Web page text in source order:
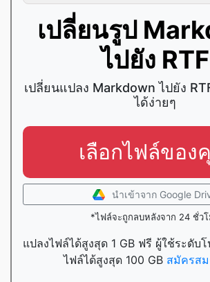
เปลี่ยนรูป
ไปยัง RTF
เปลี่ยนแปลง Markdown ไปยัง
ได้ง่ายๆ
เลือกไฟล์ของ
นำเข้าจาก Google
*ไฟล์จะถูกลบหลังจาก 24 ชั่วโ
แปลงไฟล์ได้สูงสุด 1 GB ฟรี ผู้ใช้ระดับ
ไฟล์ได้สูงสุด 100 GB สมัครสม